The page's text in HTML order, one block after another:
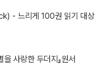
- 느리게 100권 읽기 대상
사랑한 두더지』원서